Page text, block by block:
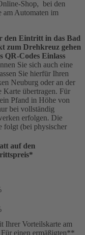
Shop, bei den
am Automaten im
den Eintritt in das Bad
zum Drehkreuz gehen
QR-Codes Einlass
Sie sich auch eine
Sie hierfür Ihren
Neuburg oder an der
Karte übertragen. Für
Pfand in Höhe von
bei vollständig
erfolgen. Die
folgt (bei physischer
auf den
Ihrer Vorteilskarte am
einen ermäßigten**